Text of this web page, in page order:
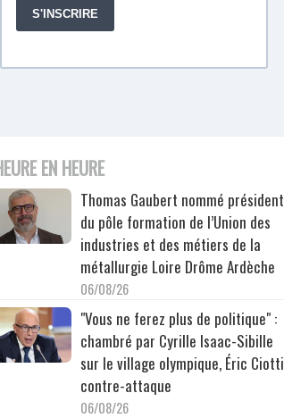
EN HEURE
Thomas Gaubert nommé président
du pôle formation de l’Union des
industries et des métiers de la
métallurgie Loire Drôme Ardèche
06/08/26
"Vous ne ferez plus de politique" :
chambré par Cyrille Isaac-Sibille
sur le village olympique, Éric Ciotti
contre-attaque
06/08/26